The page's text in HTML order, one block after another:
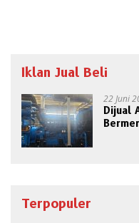
Iklan Jual Beli
22 Juni
Dijual
Terpopuler